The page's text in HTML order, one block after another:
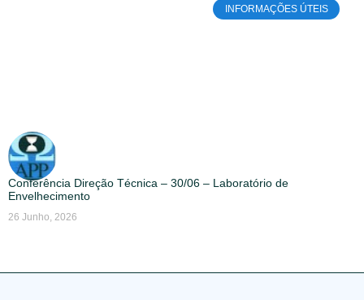
INFORMAÇÕES ÚTEIS
Conferência Direção Técnica – 30/06 – Laboratório de
Envelhecimento
26 Junho, 2026